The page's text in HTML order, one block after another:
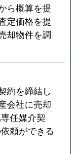
ら概算を提
定価格を提
却物件を調
約を締結し
会社に売却
任媒介契
頼ができる